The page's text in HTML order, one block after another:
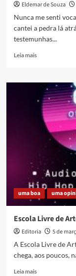
Eldemar de Souza
Nunca me senti
cantei a pedra lá
testemunhas...
Leia maisRead
É
Som
Baixadiano
uma boa uma
Escola Livre de
Editoria 5 de
A Escola Livre de
chega, aos poucos,
Leia maisRead